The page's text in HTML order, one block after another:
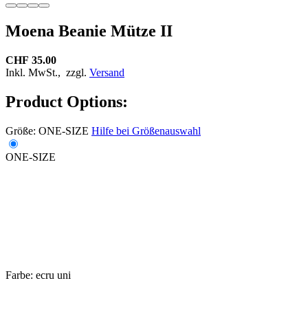
Moena Beanie Mütze II
CHF 35.00
Inkl. MwSt., zzgl. Versand
Product Options:
Größe: ONE-SIZE Hilfe bei Größenauswahl
ONE-SIZE
Farbe: ecru uni